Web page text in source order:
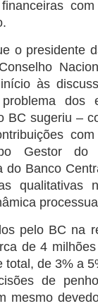
o presidente
às
dos
BC sugeriu –
Gestor do
do Banco
qualitativas
pelo BC na
de 4
de 3% a
de
mesmo